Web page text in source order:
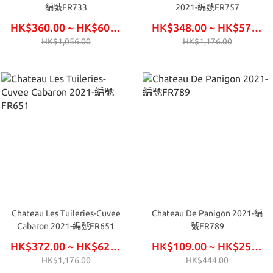
編號FR733
HK$360.00 ~ HK$600.00
HK$1,056.00
2021-編號FR757
HK$348.00 ~ HK$576.00
HK$1,176.00
Chateau Les Tuileries-Cuvee
Cabaron 2021-編號FR651
HK$372.00 ~ HK$624.00
HK$1,176.00
Chateau De Panigon 2021-編
號FR789
HK$109.00 ~ HK$252.00
HK$444.00